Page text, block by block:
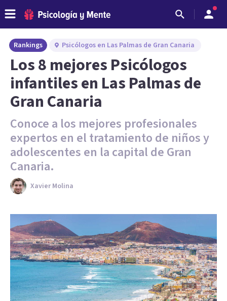
Rankings Psicólogos en Las Palmas de Gran Canaria
Los 8 mejores Psicólogos
infantiles en Las Palmas de
Gran Canaria
Conoce a los mejores profesionales
expertos en el tratamiento de niños y
adolescentes en la capital de Gran
Canaria.
Xavier Molina